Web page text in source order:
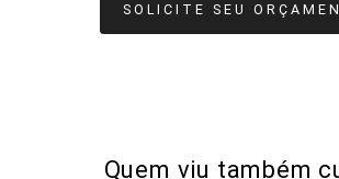
SOLICITE SEU
Quem viu também